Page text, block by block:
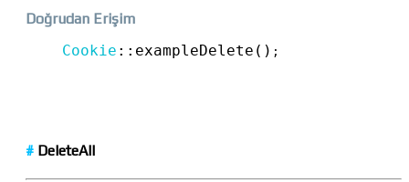
Doğrudan Erişim
Cookie :: exampleDelete() ;
# DeleteAll